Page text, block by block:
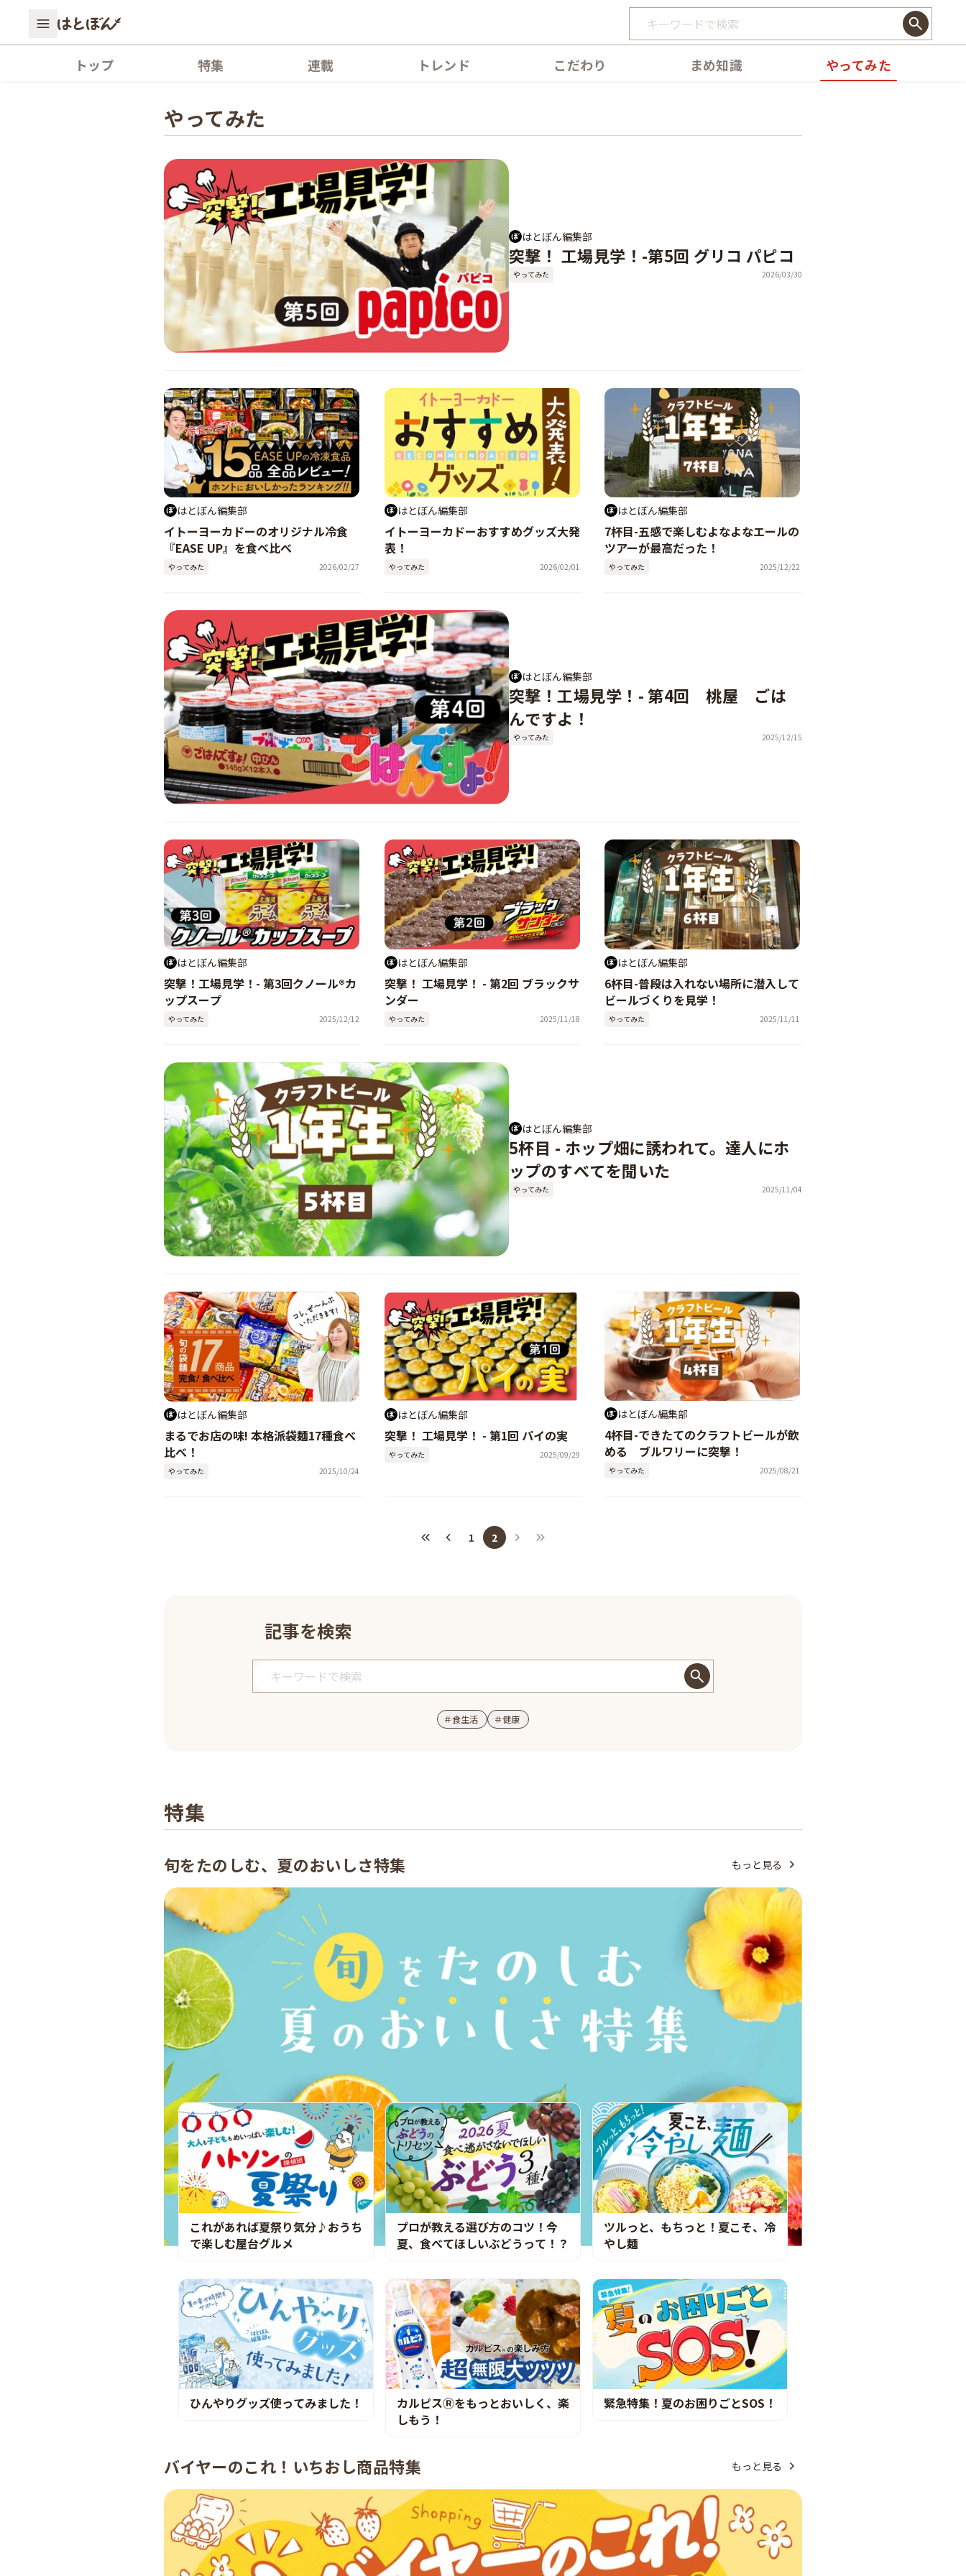
トップ 特集 連載 トレンド こだわり まめ知識 やってみた
やってみた
はとぼん編集部
突撃！ 工場見学！-第5回 グリコ パピコ
やってみた 2026/03/30
はとぼん編集部
やってみた
イトーヨーカドーのオリジナル冷食
『EASE UP』を食べ比べ
2026/02/27
はとぼん編集部
やってみた
イトーヨーカドーおすすめグッズ大発
表！
2026/02/01
はとぼん編集部
やってみた
7杯目-五感で楽しむよなよなエールの
ツアーが最高だった！
2025/12/22
はとぼん編集部
突撃！工場見学！- 第4回 桃屋 ごは
んですよ！
やってみた 2025/12/15
はとぼん編集部
やってみた
突撃！工場見学！- 第3回クノール®️カ
ップスープ
2025/12/12
はとぼん編集部
やってみた
突撃！ 工場見学！ - 第2回 ブラックサ
ンダー
2025/11/18
はとぼん編集部
やってみた
6杯目-普段は入れない場所に潜入して
ビールづくりを見学！
2025/11/11
はとぼん編集部
5杯目 - ホップ畑に誘われて。達人にホ
ップのすべてを聞いた
やってみた 2025/11/04
はとぼん編集部
やってみた
まるでお店の味! 本格派袋麺17種食べ
比べ！
2025/10/24
はとぼん編集部
やってみた
突撃！ 工場見学！ - 第1回 パイの実
2025/09/29
はとぼん編集部
やってみた
4杯目-できたてのクラフトビールが飲
める ブルワリーに突撃！
2025/08/21
1 2
記事を検索
＃食生活 ＃健康
特集
旬をたのしむ、夏のおいしさ特集 もっと見る
これがあれば夏祭り気分♪おうち
で楽しむ屋台グルメ
プロが教える選び方のコツ！今
夏、食べてほしいぶどうって！？
ツルっと、もちっと！夏こそ、冷
やし麺
ひんやりグッズ使ってみました！
カルピスⓇをもっとおいしく、楽
しもう！
緊急特集！夏のお困りごとSOS！
バイヤーのこれ！いちおし商品特集 もっと見る